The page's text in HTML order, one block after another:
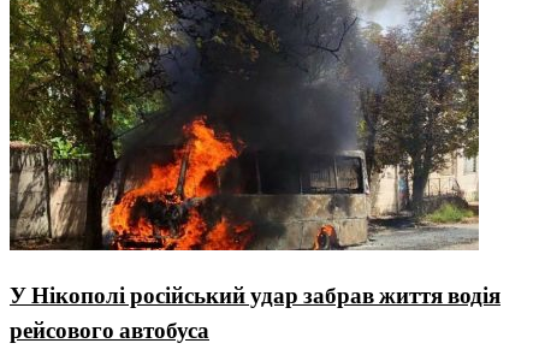
У Нікополі російський удар забрав життя водія
рейсового автобуса